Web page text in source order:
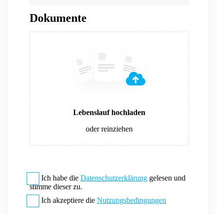
Dokumente
Lebenslauf hochladen
oder reinziehen
Ich habe die Datenschutzerklärung gelesen und
stimme dieser zu.
Ich akzeptiere die Nutzungsbedingungen